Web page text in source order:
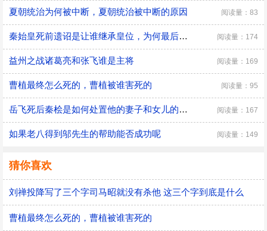
夏朝统治为何被中断，夏朝统治被中断的原因 阅读量：83
秦始皇死前遗诏是让谁继承皇位，为何最后是胡亥继位 阅读量：174
益州之战诸葛亮和张飞谁是主将 阅读量：169
曹植最终怎么死的，曹植被谁害死的 阅读量：95
​岳飞死后秦桧是如何处置他的妻子和女儿的，秦桧怎么处置岳飞家人的 阅读量：167
如果老八得到邬先生的帮助能否成功呢 阅读量：149
猜你喜欢
刘禅投降写了三个字司马昭就没有杀他 这三个字到底是什么
曹植最终怎么死的，曹植被谁害死的